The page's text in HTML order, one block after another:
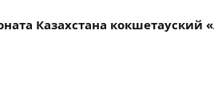
Казахстана кокшетауский